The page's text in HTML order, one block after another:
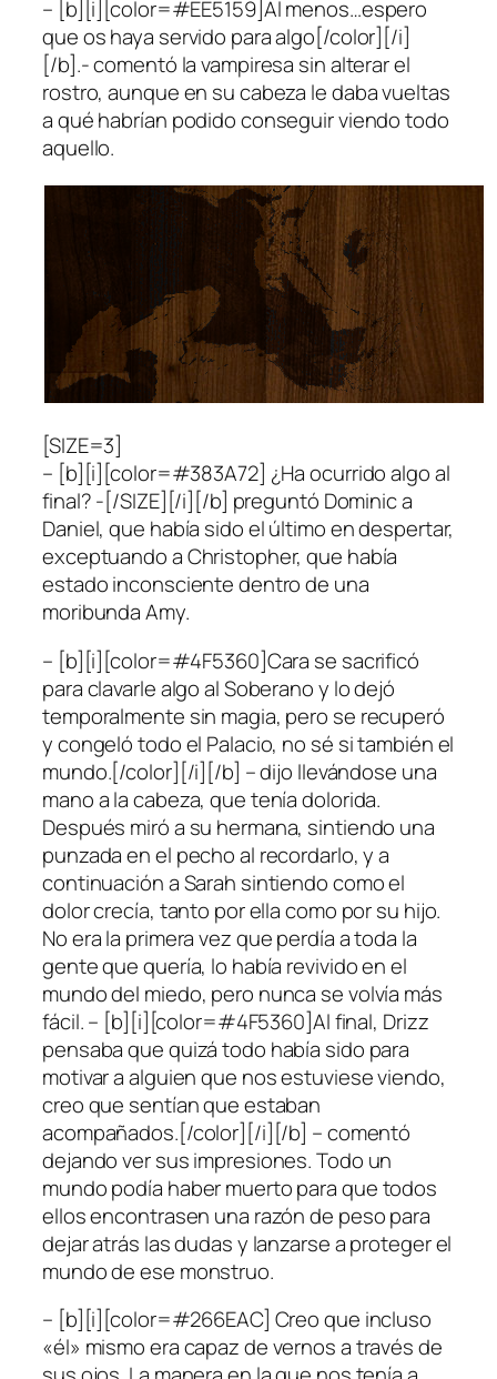
– [b][i][color=#EE5159]Al menos…espero
que os haya servido para algo[/color][/i]
[/b].- comentó la vampiresa sin alterar el
rostro, aunque en su cabeza le daba vueltas
a qué habrían podido conseguir viendo todo
aquello.
[SIZE=3]
– [b][i][color=#383A72] ¿Ha ocurrido algo al
final? -[/SIZE][/i][/b] preguntó Dominic a
Daniel, que había sido el último en despertar,
exceptuando a Christopher, que había
estado inconsciente dentro de una
moribunda Amy.
– [b][i][color=#4F5360]Cara se sacrificó
para clavarle algo al Soberano y lo dejó
temporalmente sin magia, pero se recuperó
y congeló todo el Palacio, no sé si también el
mundo.[/color][/i][/b] – dijo llevándose una
mano a la cabeza, que tenía dolorida.
Después miró a su hermana, sintiendo una
punzada en el pecho al recordarlo, y a
continuación a Sarah sintiendo como el
dolor crecía, tanto por ella como por su hijo.
No era la primera vez que perdía a toda la
gente que quería, lo había revivido en el
mundo del miedo, pero nunca se volvía más
fácil. – [b][i][color=#4F5360]Al final, Drizz
pensaba que quizá todo había sido para
motivar a alguien que nos estuviese viendo,
creo que sentían que estaban
acompañados.[/color][/i][/b] – comentó
dejando ver sus impresiones. Todo un
mundo podía haber muerto para que todos
ellos encontrasen una razón de peso para
dejar atrás las dudas y lanzarse a proteger el
mundo de ese monstruo.
– [b][i][color=#266EAC] Creo que incluso
«él» mismo era capaz de vernos a través de